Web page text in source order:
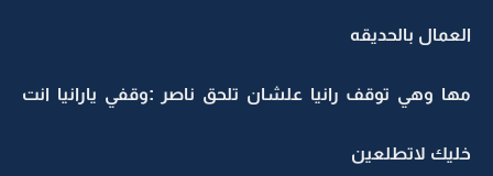
العمال بالحديقه
مها وهي توقف رانيا علشان تلحق ناصر :وقفي يارانيا انت
خليك لاتطلعين